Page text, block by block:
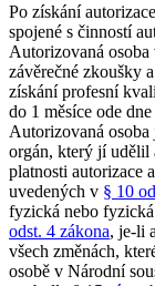
Po získání
spojené s činností
Autorizovaná
závěrečné zkoušky
získání profesní
do 1 měsíce ode
Autorizovaná
orgán, který jí udělil
platnosti autorizace
uvedených v § 10
fyzická nebo
odst. 4 zákona, je-li
všech změnách,
osobě v Národní